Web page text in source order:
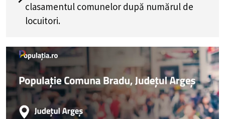
clasamentul comunelor după numărul de
locuitori.